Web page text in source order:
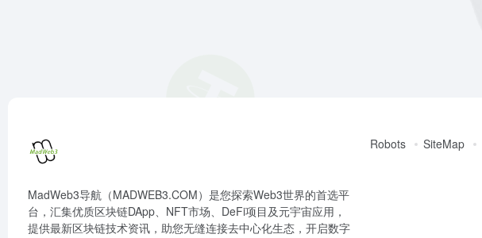
MadWeb3导航（MADWEB3.COM）是您探索Web3世界的首选平
台，汇集优质区块链DApp、NFT市场、DeFi项目及元宇宙应用，
提供最新区块链技术资讯，助您无缝连接去中心化生态，开启数字
Robots SiteMap